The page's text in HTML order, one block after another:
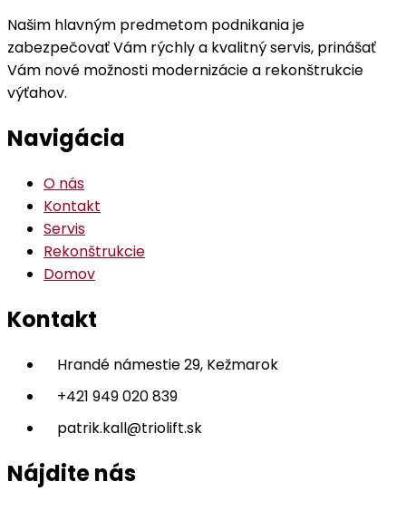
Našim hlavným predmetom podnikania je
zabezpečovať Vám rýchly a kvalitný servis, prinášať
Vám nové možnosti modernizácie a rekonštrukcie
výťahov.
Navigácia
O nás
Kontakt
Servis
Rekonštrukcie
Domov
Kontakt
Hrandé námestie 29, Kežmarok
+421 949 020 839
patrik.kall@triolift.sk
Nájdite nás